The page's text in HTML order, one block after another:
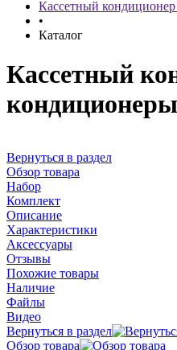
Кассетный
•
Каталог
Кассетный
кондиционеры
Вернуться в раздел
Обзор товара
Набор
Комплект
Описание
Характеристики
Аксессуары
Отзывы
Похожие товары
Наличие
Файлы
Видео
Вернуться в раздел
Обзор товара